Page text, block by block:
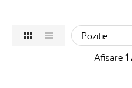
Afisare